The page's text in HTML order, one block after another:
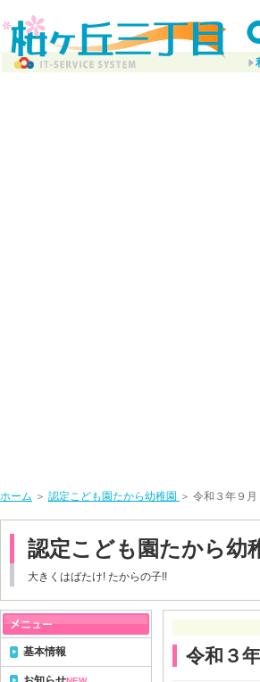
ホーム ＞ 認定こども園たから幼稚園 ＞ 令和３年９
認定こども園たから幼
大きくはばたけ! たからの子!!
令和３
基本情報